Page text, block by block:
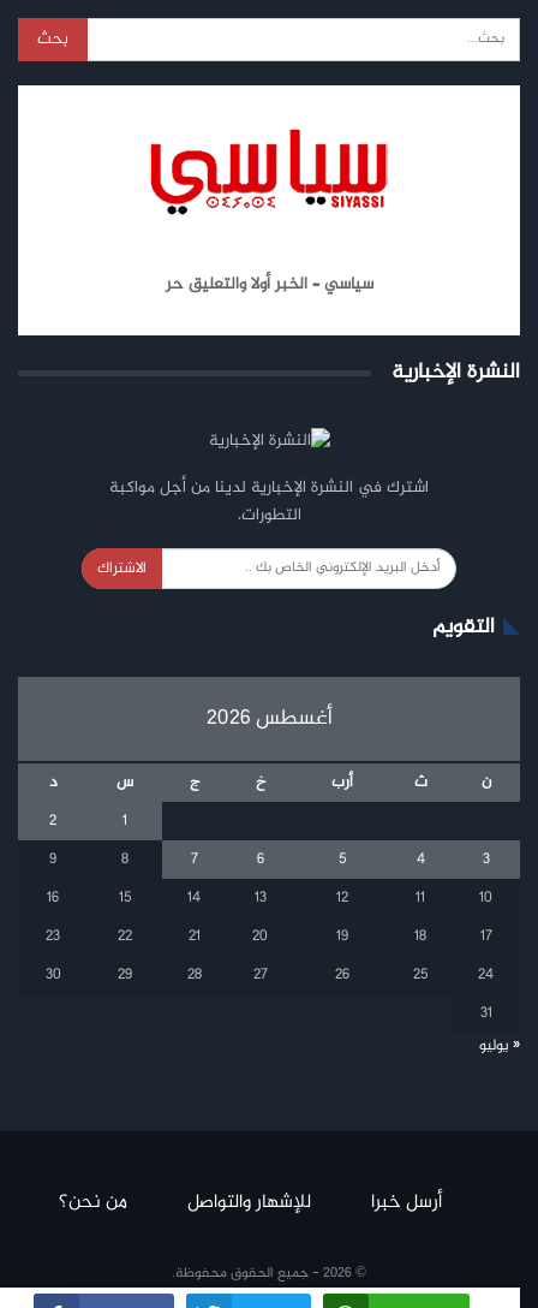
سياسي – الخبر أولا والتعليق حر
النشرة الإخبارية
اشترك في النشرة الإخبارية لدينا من أجل مواكبة
التطورات.
الاشتراك
التقويم
أغسطس 2026
ن ث أرب خ ج س
د
1
2
3
4
5
6
7
8
9
10
11
12
13
14
15
16
17
18
19
20
21
22
23
24
25
26
27
28
29
30
31
« يوليو
أرسل خبرا للإشهار والتواصل من نحن؟
© 2026 - جميع الحقوق محفوظة.